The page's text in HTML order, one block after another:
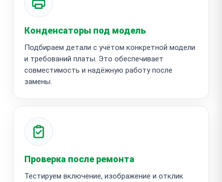
Конденсаторы под модель
Подбираем детали с учётом конкретной модели
и требований платы. Это обеспечивает
совместимость и надёжную работу после
замены.
Проверка после ремонта
Тестируем включение, изображение и отклик